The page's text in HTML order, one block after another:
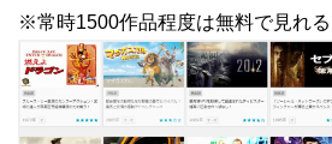
※常時1500作品程度は無料で見れる